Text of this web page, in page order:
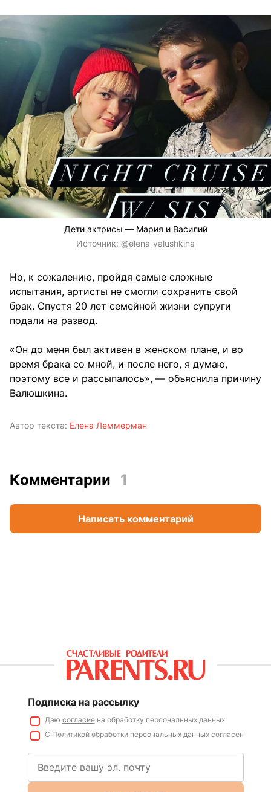
Дети актрисы — Мария и Василий
Источник: @elena_valushkina
Но, к сожалению, пройдя самые сложные
испытания, артисты не смогли сохранить свой
брак. Спустя 20 лет семейной жизни супруги
подали на развод.
«Он до меня был активен в женском плане, и во
время брака со мной, и после него, я думаю,
поэтому все и рассыпалось», — объяснила причину
Валюшкина.
Автор текста: Елена Леммерман
Комментарии 1
Написать комментарий
Подписка на рассылку
Даю согласиена обработку персональных данных
С Политикойобработки персональных данных согласен